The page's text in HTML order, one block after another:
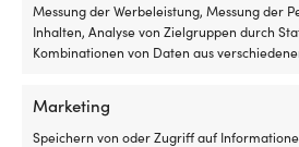
Messung der Werbeleistung, Messung der
Inhalten, Analyse von Zielgruppen durch
Kombinationen von Daten aus
Marketing
Speichern von oder Zugriff auf